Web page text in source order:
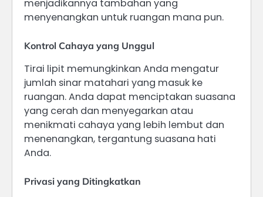
menjadikannya tambahan yang
menyenangkan untuk ruangan mana pun.
Kontrol Cahaya yang Unggul
Tirai lipit memungkinkan Anda mengatur
jumlah sinar matahari yang masuk ke
ruangan. Anda dapat menciptakan suasana
yang cerah dan menyegarkan atau
menikmati cahaya yang lebih lembut dan
menenangkan, tergantung suasana hati
Anda.
Privasi yang Ditingkatkan